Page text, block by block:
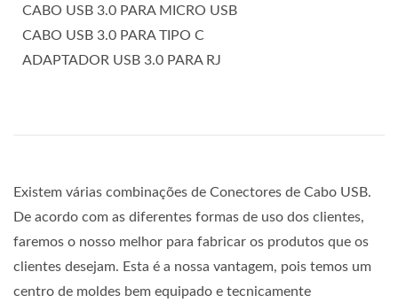
CABO USB 3.0 PARA MICRO USB
CABO USB 3.0 PARA TIPO C
ADAPTADOR USB 3.0 PARA RJ
Existem várias combinações de Conectores de Cabo USB.
De acordo com as diferentes formas de uso dos clientes,
faremos o nosso melhor para fabricar os produtos que os
clientes desejam. Esta é a nossa vantagem, pois temos um
centro de moldes bem equipado e tecnicamente